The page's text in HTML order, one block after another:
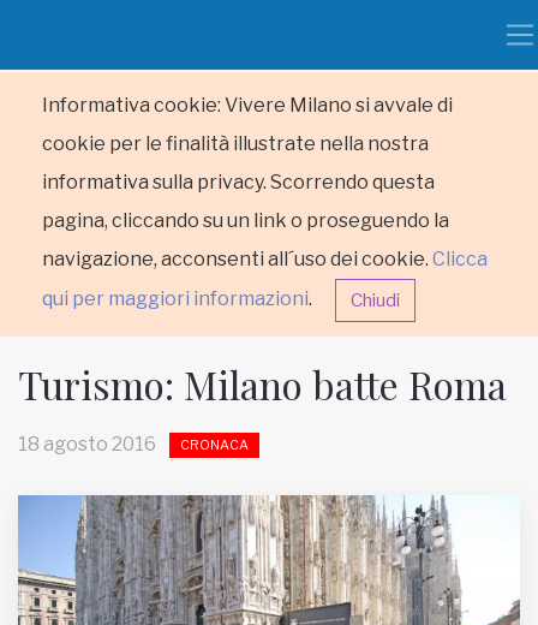
Informativa cookie: Vivere Milano si avvale di
cookie per le finalità illustrate nella nostra
informativa sulla privacy. Scorrendo questa
pagina, cliccando su un link o proseguendo la
navigazione, acconsenti all´uso dei cookie. Clicca
qui per maggiori informazioni. Chiudi
RUBRICHE
MUNICIPI
Turismo: Milano batte Roma
18 agosto 2016 CRONACA